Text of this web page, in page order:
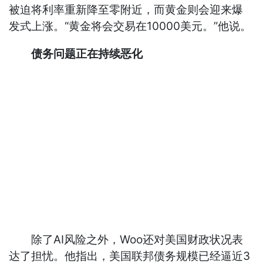
被迫将利率重新降至零附近，而黄金则会迎来爆
发式上涨。“黄金将会交易在10000美元。”他说。
债务问题正在持续恶化
除了AI风险之外，Woo还对美国财政状况表
达了担忧。他指出，美国联邦债务规模已经逼近3